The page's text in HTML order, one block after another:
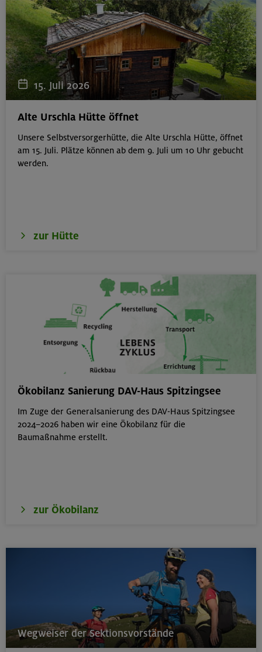
Ötztaler Alpen
21.-23.08.26
Familienfreizeit: Hüttenübernachtung mit Kindern
von 6-9 J.
Kitzbüheler Alpen
21./22./23.08.26
22.-23.08.26
Berg & Wandern für Einsteiger
Kitzbüheler Alpen
Bayerische Voralpen (Estergebirge)
22.-24.08.26
Birnhorn 2634 m, Hochzint 2246 m und Dürrkarhorn
15. Juli 2026
Alte Urschla Hütte öffnet
Unsere Selbstversorgerhütte, die Alte Urschla Hütte, öffnet
am 15. Juli. Plätze können ab dem 9. Juli um 10 Uhr gebucht
werden.
zur Hütte
Ökobilanz Sanierung DAV-Haus Spitzingsee
Im Zuge der Generalsanierung des DAV-Haus Spitzingsee
2024–2026 haben wir eine Ökobilanz für die
Baumaßnahme erstellt.
zur Ökobilanz
Wegweiser der Sektionsvorstände